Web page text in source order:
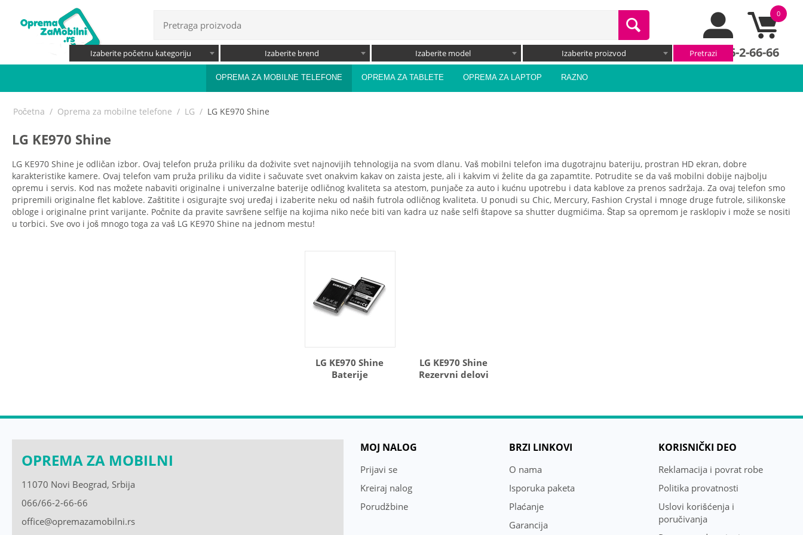
0
066/66-2-66-66
Izaberite početnu kategoriju Izaberite brend Izaberite model Izaberite proizvod
OPREMA ZA MOBILNE TELEFONE OPREMA ZA TABLETE OPREMA ZA LAPTOP RAZNO
Početna / Oprema za mobilne telefone / LG / LG KE970 Shine
LG KE970 Shine
LG KE970 Shine je odličan izbor. Ovaj telefon pruža priliku da doživite svet najnovijih tehnologija na svom dlanu. Vaš mobilni telefon ima dugotrajnu bateriju, prostran HD ekran, dobre
karakteristike kamere. Ovaj telefon vam pruža priliku da vidite i sačuvate svet onakvim kakav on zaista jeste, ali i kakvim vi želite da ga zapamtite. Potrudite se da vaš mobilni dobije najbolju
opremu i servis. Kod nas možete nabaviti originalne i univerzalne baterije odličnog kvaliteta sa atestom, punjače za auto i kućnu upotrebu i data kablove za prenos sadržaja. Za ovaj telefon smo
pripremili originalne flet kablove. Zaštitite i osigurajte svoj uređaj i izaberite neku od naših futrola odličnog kvaliteta. U ponudi su Chic, Mercury, Fashion Crystal i mnoge druge futrole, silikonske
obloge i originalne print varijante. Počnite da pravite savršene selfije na kojima niko neće biti van kadra uz naše selfi štapove sa shutter dugmićima. Štap sa opremom je rasklopiv i može se nositi
u torbici. Sve ovo i još mnogo toga za vaš LG KE970 Shine na jednom mestu!
LG KE970 Shine
Baterije
LG KE970 Shine
Rezervni delovi
OPREMA ZA MOBILNI
11070 Novi Beograd, Srbija
066/66-2-66-66
office@opremazamobilni.rs
MOJ NALOG
Prijavi se
Kreiraj nalog
Porudžbine
BRZI LINKOVI
O nama
Isporuka paketa
Plaćanje
Garancija
KORISNIČKI DEO
Reklamacija i povrat robe
Politika provatnosti
Uslovi korišćenja i
poručivanja